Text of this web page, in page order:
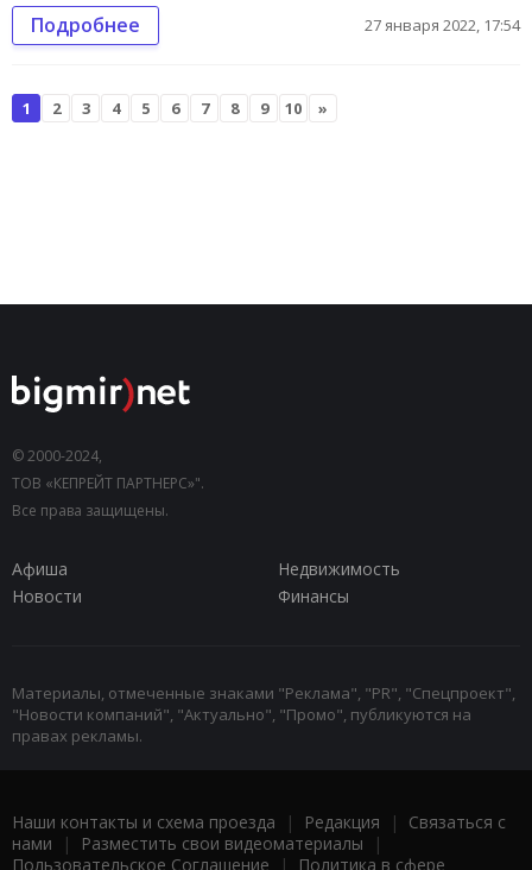
Подробнее 27 января 2022, 17:54
1 2 3 4 5 6 7 8 9 10 »
© 2000-2024,
ТОВ «КЕПРЕЙТ ПАРТНЕРС»".
Все права защищены.
Афиша
Недвижимость
Новости
Финансы
Материалы, отмеченные знаками "Реклама", "PR", "Спецпроект",
"Новости компаний", "Актуально", "Промо", публикуются на
правах рекламы.
Наши контакты и схема проезда | Редакция | Связаться с
нами | Разместить свои видеоматериалы |
Пользовательское Соглашение | Политика в сфере